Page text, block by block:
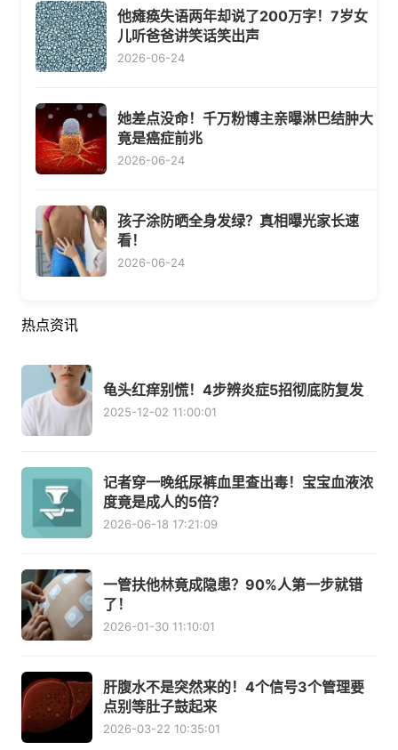
他瘫痪失语两年却说了200万字！7岁女
儿听爸爸讲笑话笑出声
2026-06-24
她差点没命！千万粉博主亲曝淋巴结肿大
竟是癌症前兆
2026-06-24
孩子涂防晒全身发绿？真相曝光家长速
看！
2026-06-24
热点资讯
龟头红痒别慌！4步辨炎症5招彻底防复发
2025-12-02 11:00:01
记者穿一晚纸尿裤血里查出毒！宝宝血液浓
度竟是成人的5倍？
2026-06-18 17:21:09
一管扶他林竟成隐患？90%人第一步就错
了！
2026-01-30 11:10:01
肝腹水不是突然来的！4个信号3个管理要
点别等肚子鼓起来
2026-03-22 10:35:01